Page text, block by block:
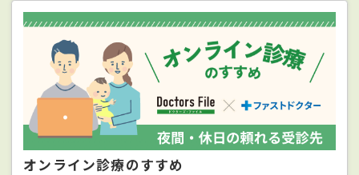
オンライン診療のすすめ